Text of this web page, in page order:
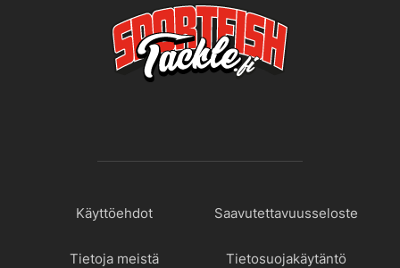
Käyttöehdot Saavutettavuusseloste
Tietoja meistä Tietosuojakäytäntö